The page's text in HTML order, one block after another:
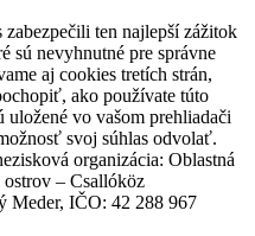
zabezpečili ten najlepší zážitok
sú nevyhnutné pre správne
aj cookies tretích strán,
ako používate túto
vo vašom prehliadači
svoj súhlas odvolať.
organizácia: Oblastná
– Csallóköz
Meder, IČO: 42 288 967